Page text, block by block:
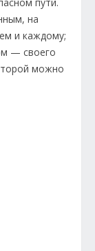
на
и каждому;
— своего
можно